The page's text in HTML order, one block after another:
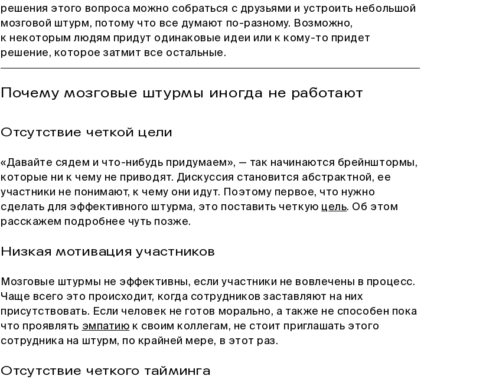
решения этого вопроса можно собраться с друзьями и устроить небольшой
мозговой штурм, потому что все думают по-разному. Возможно,
к некоторым людям придут одинаковые идеи или к кому-то придет
решение, которое затмит все остальные.
Почему мозговые штурмы иногда не работают
Отсутствие четкой цели
«Давайте сядем и что-нибудь придумаем», — так начинаются брейнштормы,
которые ни к чему не приводят. Дискуссия становится абстрактной, ее
участники не понимают, к чему они идут. Поэтому первое, что нужно
сделать для эффективного штурма, это поставить четкую цель. Об этом
расскажем подробнее чуть позже.
Низкая мотивация участников
Мозговые штурмы не эффективны, если участники не вовлечены в процесс.
Чаще всего это происходит, когда сотрудников заставляют на них
присутствовать. Если человек не готов морально, а также не способен пока
что проявлять эмпатию к своим коллегам, не стоит приглашать этого
сотрудника на штурм, по крайней мере, в этот раз.
Отсутствие четкого тайминга